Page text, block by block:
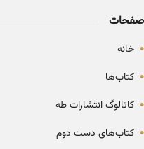
صفحات
• خانه
• کتاب‌ها
• کاتالوگ انتشارات طه
• کتاب‌های دست دوم